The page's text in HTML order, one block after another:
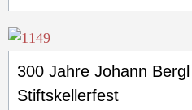
300 Jahre Johann
Stiftskellerfest